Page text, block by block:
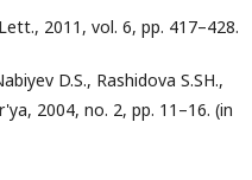
2011, vol. 6, pp. 417–428.
D.S., Rashidova S.SH.,
2004, no. 2, pp. 11–16. (in